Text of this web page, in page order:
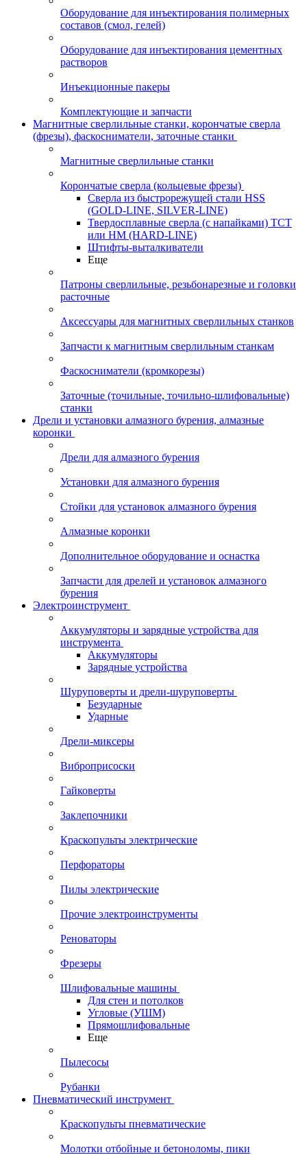
Оборудование для инъектирования полимерных
составов (смол, гелей)
Оборудование для инъектирования цементных
растворов
Инъекционные пакеры
Комплектующие и запчасти
Магнитные сверлильные станки, корончатые сверла
(фрезы), фаскосниматели, заточные станки
Магнитные сверлильные станки
Корончатые сверла (кольцевые фрезы)
Сверла из быстрорежущей стали HSS
(GOLD-LINE, SILVER-LINE)
Твердосплавные сверла (с напайками) ТСТ
или HM (HARD-LINE)
Штифты-выталкиватели
Еще
Патроны сверлильные, резьбонарезные и головки
расточные
Аксессуары для магнитных сверлильных станков
Запчасти к магнитным сверлильным станкам
Фаскосниматели (кромкорезы)
Заточные (точильные, точильно-шлифовальные)
станки
Дрели и установки алмазного бурения, алмазные
коронки
Дрели для алмазного бурения
Установки для алмазного бурения
Стойки для установок алмазного бурения
Алмазные коронки
Дополнительное оборудование и оснастка
Запчасти для дрелей и установок алмазного
бурения
Электроинструмент
Аккумуляторы и зарядные устройства для
инструмента
Аккумуляторы
Зарядные устройства
Шуруповерты и дрели-шуруповерты
Безударные
Ударные
Дрели-миксеры
Виброприсоски
Гайковерты
Заклепочники
Краскопульты электрические
Перфораторы
Пилы электрические
Прочие электроинструменты
Реноваторы
Фрезеры
Шлифовальные машины
Для стен и потолков
Угловые (УШМ)
Прямошлифовальные
Еще
Пылесосы
Рубанки
Пневматический инструмент
Краскопульты пневматические
Молотки отбойные и бетоноломы, пики